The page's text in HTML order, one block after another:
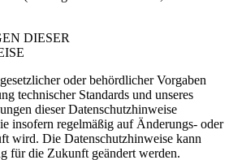
DIESER
oder behördlicher Vorgaben
technischer Standards und unseres
dieser Datenschutzhinweise
insofern regelmäßig auf Änderungs- oder
wird. Die Datenschutzhinweise kann
für die Zukunft geändert werden.